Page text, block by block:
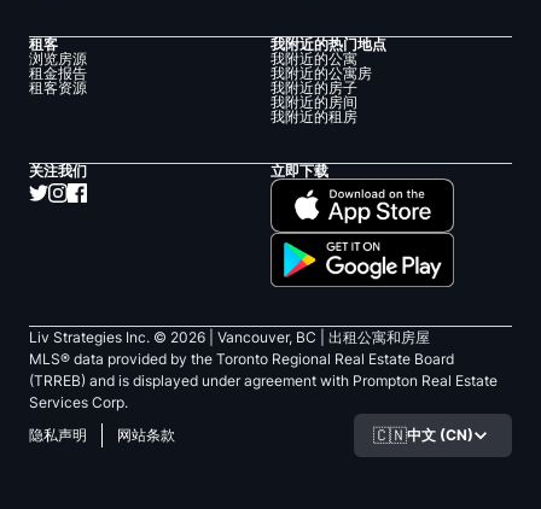
租客
浏览房源
租金报告
租客资源
我附近的热门地点
我附近的公寓
我附近的公寓房
我附近的房子
我附近的房间
我附近的租房
关注我们 立即下载
Liv Strategies Inc. © 2026 | Vancouver, BC |
出租公寓和房屋
MLS® data provided by the Toronto Regional Real Estate Board
(TRREB) and is displayed under agreement with Prompton Real Estate
Services Corp.
隐私声明
网站条款 🇨🇳中文 (CN)